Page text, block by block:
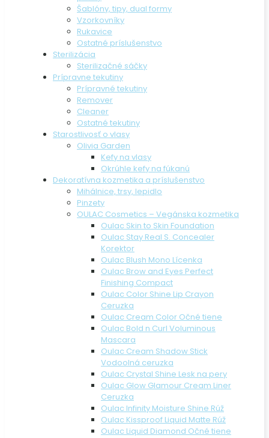
Šablóny, tipy, dual formy
Vzorkovníky
Rukavice
Ostatné príslušenstvo
Sterilizácia
Sterilizačné sáčky
Prípravne tekutiny
Prípravné tekutiny
Remover
Cleaner
Ostatné tekutiny
Starostlivosť o vlasy
Olivia Garden
Kefy na vlasy
Okrúhle kefy na fúkanú
Dekoratívna kozmetika a príslušenstvo
Mihálnice, trsy, lepidlo
Pinzety
OULAC Cosmetics – Vegánska kozmetika
Oulac Skin to Skin Foundation
Oulac Stay Real S. Concealer
Korektor
Oulac Blush Mono Lícenka
Oulac Brow and Eyes Perfect
Finishing Compact
Oulac Color Shine Lip Crayon
Ceruzka
Oulac Cream Color Očné tiene
Oulac Bold n Curl Voluminous
Mascara
Oulac Cream Shadow Stick
Vodoolná ceruzka
Oulac Crystal Shine Lesk na pery
Oulac Glow Glamour Cream Liner
Ceruzka
Oulac Infinity Moisture Shine Rúž
Oulac Kissproof Liquid Matte Rúž
Oulac Liquid Diamond Očné tiene